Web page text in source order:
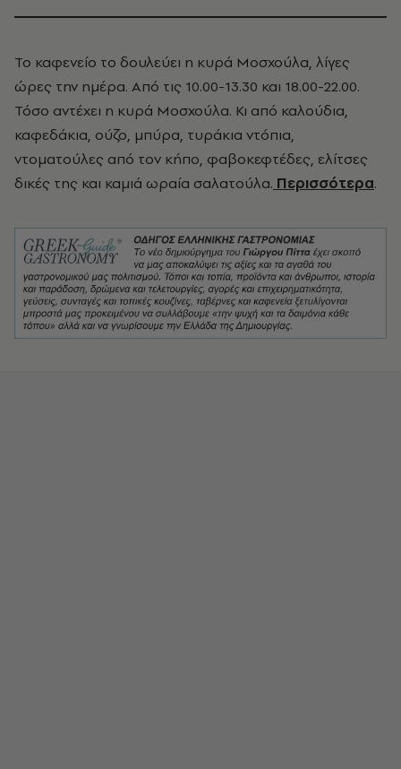
Το καφενείο το δουλεύει η κυρά Μοσχούλα, λίγες
ώρες την ημέρα. Από τις 10.00-13.30 και 18.00-22.00.
Τόσο αντέχει η κυρά Μοσχούλα. Κι από καλούδια,
καφεδάκια, ούζο, μπύρα, τυράκια ντόπια,
ντοματούλες από τον κήπο, φαβοκεφτέδες, ελίτσες
δικές της και καμιά ωραία σαλατούλα. Περισσότερα.